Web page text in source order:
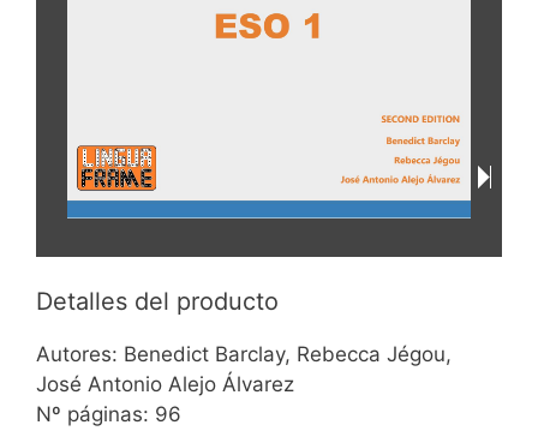
Detalles del producto
Autores: Benedict Barclay, Rebecca Jégou,
José Antonio Alejo Álvarez
Nº páginas: 96